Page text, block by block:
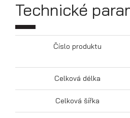
Technické
Číslo produktu
Celková délka
Celková šířka